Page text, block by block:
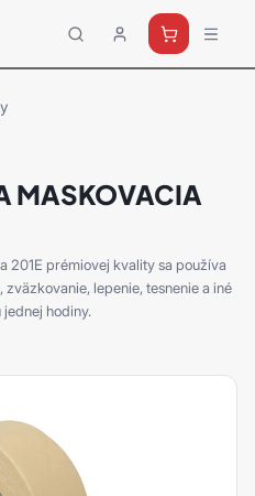
MASKOVACIA
201E prémiovej kvality sa používa
lepenie, tesnenie a iné
hodiny.